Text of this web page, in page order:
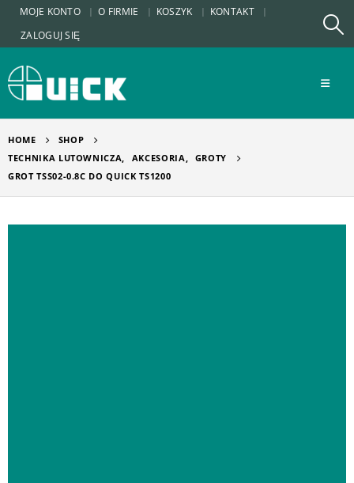
MOJE KONTO O FIRMIE KOSZYK
KONTAKT
ZALOGUJ SIĘ
HOME
SHOP
TECHNIKA LUTOWNICZA, AKCESORIA, GROTY
GROT TSS02-0.8C DO QUICK TS1200